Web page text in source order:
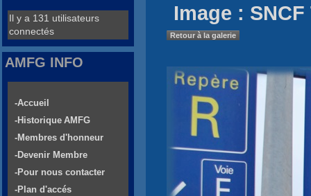
Image :
Retour à la galerie
Il y a 131 utilisateurs
connectés
AMFG INFO
-Accueil
-Historique AMFG
-Membres d'honneur
-Devenir Membre
-Pour nous contacter
-Plan d'accés